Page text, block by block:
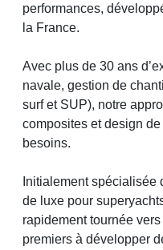
performances,
la France.
Avec plus de 30 ans
navale, gestion de
surf et SUP), notre
composites et design
besoins.
Initialement
de luxe pour
rapidement tournée
premiers à développer